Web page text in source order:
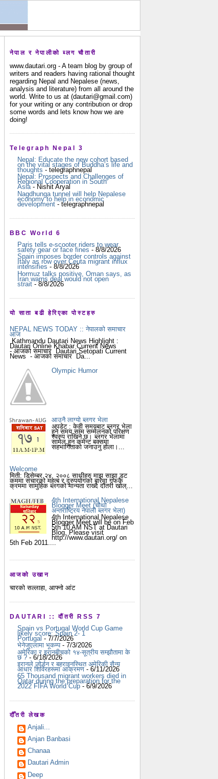
नेपाल र नेपालीको ब्लग चौतारी
www.dautari.org - A team blog by group of
writers and readers having rational thought
regarding Nepal and Nepalese (news,
analysis and literature) from all around the
world. Write to us at (dautari@gmail.com)
for your writing or any contribution or drop
some words and lets know how we are
doing!
Telegraph Nepal 3
Nepal: Educate the new cohort based
on the vital stages of Buddha’s life and
thoughts - telegraphnepal
Nepal: Prospects and Challenges of
Regional Cooperation in South
Asia- Nishit Aryal
Nagdhunga tunnel will help Nepalese
economy to help in economic
development - telegraphnepal
BBC World 6
Paris tells e-scooter riders to wear
safety gear or face fines - 8/8/2026
Spain imposes border controls against
Italy as row over Ceuta migrant influx
intensifies - 8/8/2026
Hormuz talks positive, Oman says, as
Iran warns deal would not open
strait- 8/8/2026
यो साता बढी हेरिएका पोस्टहरु
NEPAL NEWS TODAY :: नेपालको समाचार
आज
Kathmandu Dautari News Highlight :
Dautari Online Khabar Current News
- आजको समाचार Dautari Setopati Current
News - आजको समाचार Da...
Olympic Humor
आउनै लाग्यो ब्लगर भेला
अपडेट : केही समयबाट ब्लगर भेला
हुने समय सम्म सम्मेलनको परिक्षण
स्वरुप राखिने छ। ब्लगर भेलामा
सामेल हुन कमेन्ट बक्समा
सहभागिताको जनाउनु होला।...
Welcome
मिती: डिसेम्बर २४, २००८ साथीहरु माझ साझा डट
कममा संचारको महत्ब र दुरुपयोगको बारेमा गफकै
क्रममा सामुहिक ब्लगको मान्यता राख्दै दौंतरी खोल्...
4th International Nepalese
Blogger Meet (चौथो
अन्तराष्ट्रिय नेपाली ब्लगर भेला)
4th International Nepalese
Blogger Meet will be on Feb
5th 10 AM NST at Dautari
Blog. Please visit
http://www.dautari.org/ on
5th Feb 2011....
आजको उखान
चारको सल्लाहा, आफ्नो आंट
DAUTARI :: दौंतरी RSS 7
Spain vs Portugal World Cup Game
likely score: Spain 2- 1
Portugal - 7/7/2026
भेनेजुएलामा भूकम्प- 7/3/2026
अमेरिका र इरानबीचको १४-सूत्रीय सम्झौतामा के
छ ? - 6/18/2026
इरानले जोर्डन र बहराइनस्थित अमेरिकी सैन्य
आधार शिविरहरूमा आक्रमण - 6/11/2026
65 Thousand migrant workers died in
Qatar during the preparation for the
2022 FIFA World Cup - 6/9/2026
दौँतरी लेखक
Anjali...
Anjan Banbasi
Chanaa
Dautari Admin
Deep